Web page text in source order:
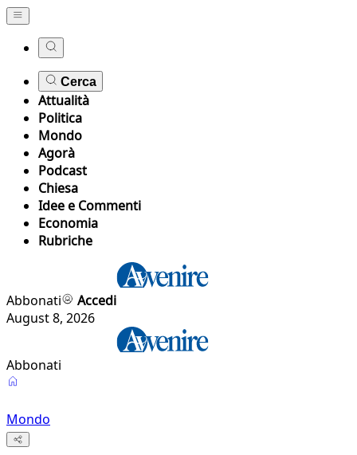
Cerca
Attualità
Politica
Mondo
Agorà
Podcast
Chiesa
Idee e Commenti
Economia
Rubriche
Abbonati
Accedi
August 8, 2026
Abbonati
Mondo